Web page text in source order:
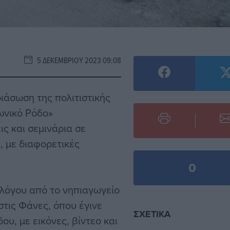
5 ΔΕΚΕΜΒΡΊΟΥ 2023 09:08
της πολιτιστικής
Ρόδο»
και σεμινάρια σε
με διαφορετικές
από το νηπιαγωγείο
Φάνες, όπου έγινε
με εικόνες, βίντεο και
0
ΣΧΕΤΙΚΆ